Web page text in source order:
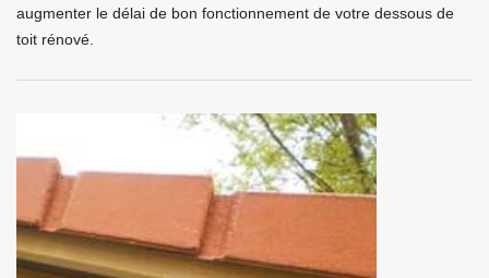
augmenter le délai de bon fonctionnement de votre dessous de
toit rénové.